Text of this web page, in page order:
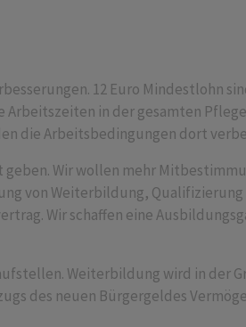
12 Euro Mindestlohn
in der gesamten
die Arbeitsbedingungen dort
Wir wollen mehr
von Weiterbildung,
Wir schaffen eine
Weiterbildung wird in der
des neuen Bürgergeldes